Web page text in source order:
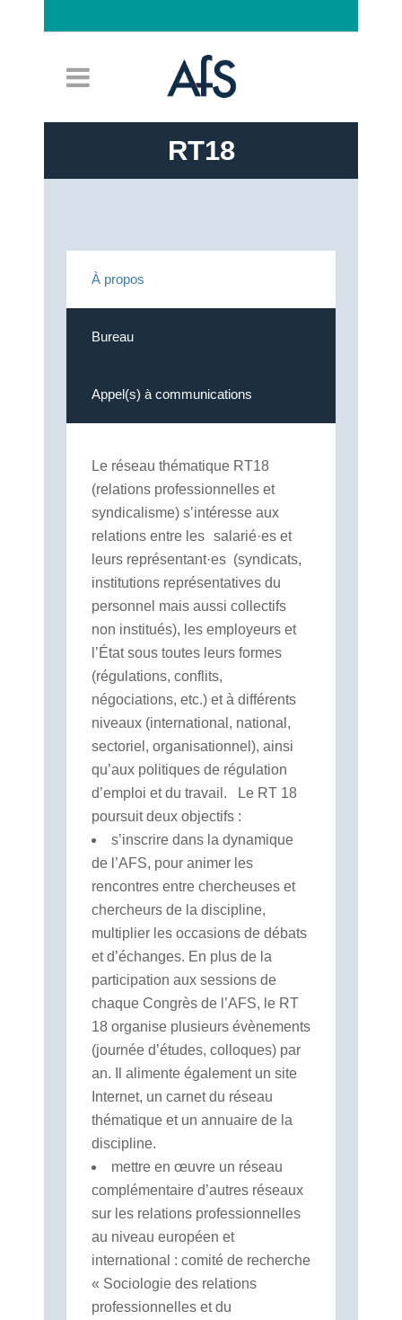
RT18
À propos
Bureau
Appel(s) à communications
Le réseau thématique RT18
(relations professionnelles et
syndicalisme) s’intéresse aux
relations entre les salarié·es et
leurs représentant·es (syndicats,
institutions représentatives du
personnel mais aussi collectifs
non institués), les employeurs et
l’État sous toutes leurs formes
(régulations, conflits,
négociations, etc.) et à différents
niveaux (international, national,
sectoriel, organisationnel), ainsi
qu’aux politiques de régulation
d’emploi et du travail.
Le RT 18
poursuit deux objectifs :
s’inscrire dans la dynamique
de l’AFS, pour animer les
rencontres entre chercheuses et
chercheurs de la discipline,
multiplier les occasions de débats
et d’échanges. En plus de la
participation aux sessions de
chaque Congrès de l’AFS, le RT
18 organise plusieurs évènements
(journée d’études, colloques) par
an. Il alimente également un site
Internet, un carnet du réseau
thématique et un annuaire de la
discipline.
mettre en œuvre un réseau
complémentaire d’autres réseaux
sur les relations professionnelles
au niveau européen et
international : comité de recherche
« Sociologie des relations
professionnelles et du